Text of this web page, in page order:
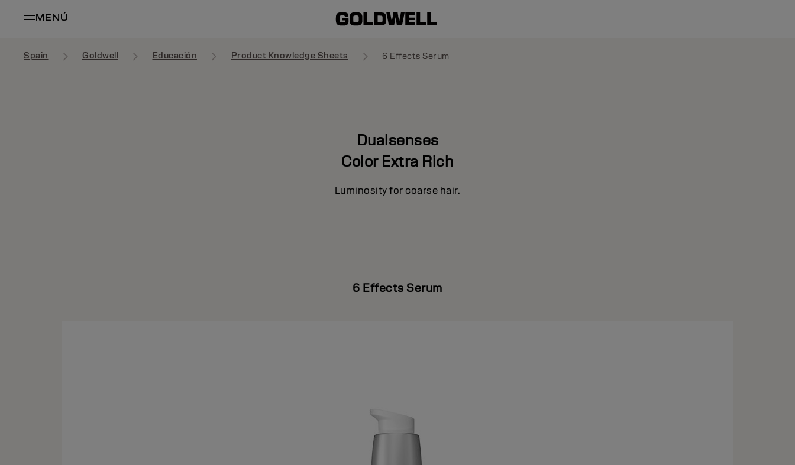
MENÚ
Spain Goldwell Educación Product Knowledge Sheets 6 Effects Serum
Dualsenses
Color Extra Rich
Luminosity for coarse hair.
6 Effects Serum